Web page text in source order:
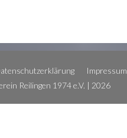
Impressum
Reilingen 1974 e.V. | 2026